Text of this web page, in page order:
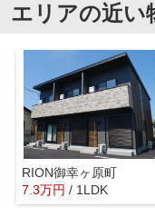
エリアの近い
RION御幸ヶ原町
7.3万円 / 1LDK